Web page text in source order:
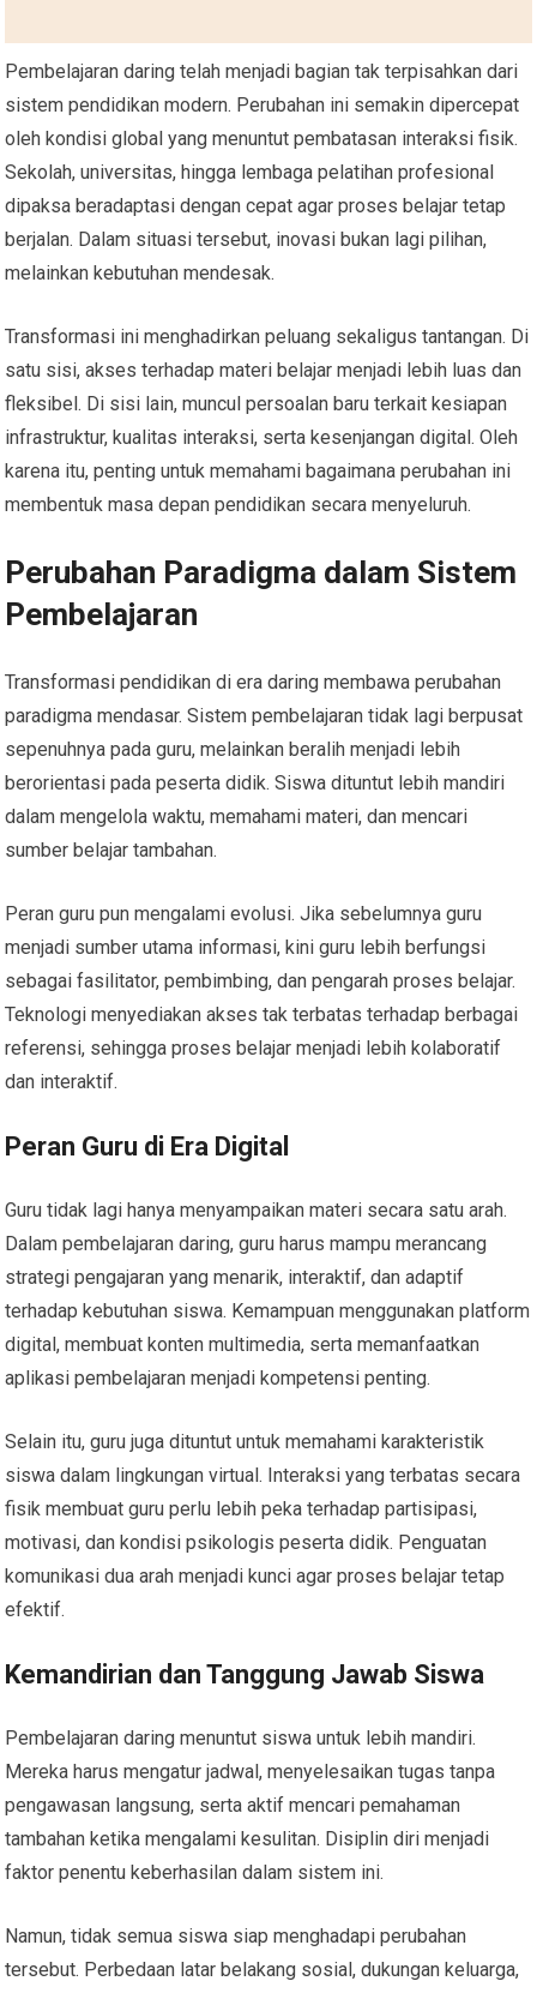
Pembelajaran daring telah menjadi bagian tak terpisahkan dari
sistem pendidikan modern. Perubahan ini semakin dipercepat
oleh kondisi global yang menuntut pembatasan interaksi fisik.
Sekolah, universitas, hingga lembaga pelatihan profesional
dipaksa beradaptasi dengan cepat agar proses belajar tetap
berjalan. Dalam situasi tersebut, inovasi bukan lagi pilihan,
melainkan kebutuhan mendesak.
Transformasi ini menghadirkan peluang sekaligus tantangan. Di
satu sisi, akses terhadap materi belajar menjadi lebih luas dan
fleksibel. Di sisi lain, muncul persoalan baru terkait kesiapan
infrastruktur, kualitas interaksi, serta kesenjangan digital. Oleh
karena itu, penting untuk memahami bagaimana perubahan ini
membentuk masa depan pendidikan secara menyeluruh.
Perubahan Paradigma dalam Sistem
Pembelajaran
Transformasi pendidikan di era daring membawa perubahan
paradigma mendasar. Sistem pembelajaran tidak lagi berpusat
sepenuhnya pada guru, melainkan beralih menjadi lebih
berorientasi pada peserta didik. Siswa dituntut lebih mandiri
dalam mengelola waktu, memahami materi, dan mencari
sumber belajar tambahan.
Peran guru pun mengalami evolusi. Jika sebelumnya guru
menjadi sumber utama informasi, kini guru lebih berfungsi
sebagai fasilitator, pembimbing, dan pengarah proses belajar.
Teknologi menyediakan akses tak terbatas terhadap berbagai
referensi, sehingga proses belajar menjadi lebih kolaboratif
dan interaktif.
Peran Guru di Era Digital
Guru tidak lagi hanya menyampaikan materi secara satu arah.
Dalam pembelajaran daring, guru harus mampu merancang
strategi pengajaran yang menarik, interaktif, dan adaptif
terhadap kebutuhan siswa. Kemampuan menggunakan platform
digital, membuat konten multimedia, serta memanfaatkan
aplikasi pembelajaran menjadi kompetensi penting.
Selain itu, guru juga dituntut untuk memahami karakteristik
siswa dalam lingkungan virtual. Interaksi yang terbatas secara
fisik membuat guru perlu lebih peka terhadap partisipasi,
motivasi, dan kondisi psikologis peserta didik. Penguatan
komunikasi dua arah menjadi kunci agar proses belajar tetap
efektif.
Kemandirian dan Tanggung Jawab Siswa
Pembelajaran daring menuntut siswa untuk lebih mandiri.
Mereka harus mengatur jadwal, menyelesaikan tugas tanpa
pengawasan langsung, serta aktif mencari pemahaman
tambahan ketika mengalami kesulitan. Disiplin diri menjadi
faktor penentu keberhasilan dalam sistem ini.
Namun, tidak semua siswa siap menghadapi perubahan
tersebut. Perbedaan latar belakang sosial, dukungan keluarga,